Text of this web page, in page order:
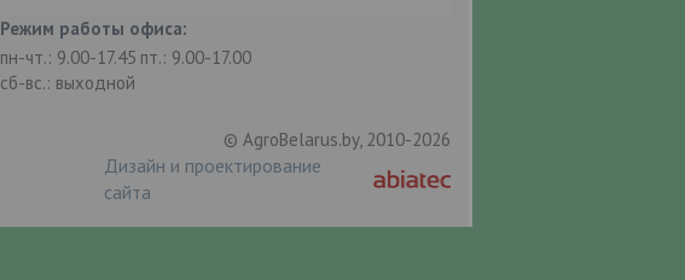
Режим работы офиса:
пн-чт.: 9.00-17.45 пт.: 9.00-17.00
сб-вс.: выходной
© AgroBelarus.by, 2010-2026
Дизайн и проектирование
сайта